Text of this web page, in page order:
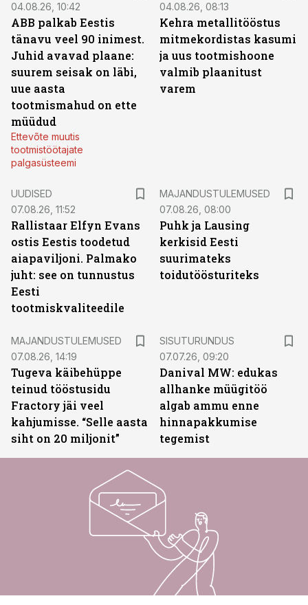
04.08.26, 10:42
ABB palkab Eestis
tänavu veel 90 inimest.
Juhid avavad plaane:
suurem seisak on läbi,
uue aasta
tootmismahud on ette
müüdud
Ettevõte muutis
tootmistöötajate
palgasüsteemi
04.08.26, 08:13
Kehra metallitööstus
mitmekordistas kasumi
ja uus tootmishoone
valmib plaanitust
varem
UUDISED
07.08.26, 11:52
Rallistaar Elfyn Evans
ostis Eestis toodetud
aiapaviljoni. Palmako
juht: see on tunnustus
Eesti
tootmiskvaliteedile
MAJANDUSTULEMUSED
07.08.26, 08:00
Puhk ja Lausing
kerkisid Eesti
suurimateks
toidutöösturiteks
MAJANDUSTULEMUSED
07.08.26, 14:19
Tugeva käibehüppe
teinud tööstusidu
Fractory jäi veel
kahjumisse. “Selle aasta
siht on 20 miljonit”
SISUTURUNDUS
07.07.26, 09:20
Danival MW: edukas
allhanke müügitöö
algab ammu enne
hinnapakkumise
tegemist